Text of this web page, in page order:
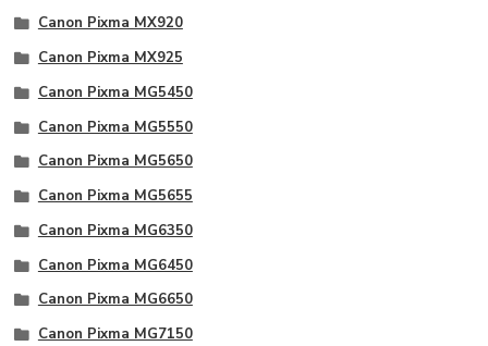
Canon Pixma MX920
Canon Pixma MX925
Canon Pixma MG5450
Canon Pixma MG5550
Canon Pixma MG5650
Canon Pixma MG5655
Canon Pixma MG6350
Canon Pixma MG6450
Canon Pixma MG6650
Canon Pixma MG7150